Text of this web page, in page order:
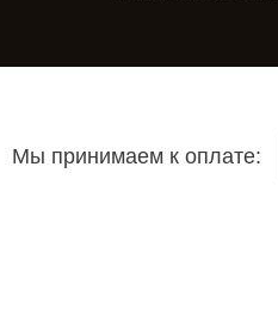
Мы принимаем к оплате: